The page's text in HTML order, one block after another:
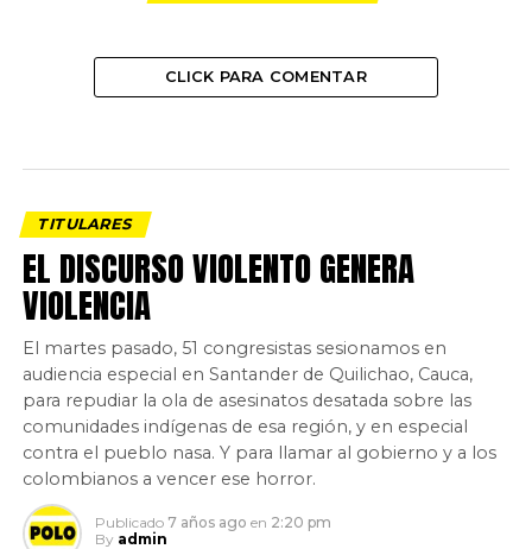
CLICK PARA COMENTAR
TITULARES
EL DISCURSO VIOLENTO GENERA
VIOLENCIA
El martes pasado, 51 congresistas sesionamos en
audiencia especial en Santander de Quilichao, Cauca,
para repudiar la ola de asesinatos desatada sobre las
comunidades indígenas de esa región, y en especial
contra el pueblo nasa. Y para llamar al gobierno y a los
colombianos a vencer ese horror.
Publicado 7 años ago en 2:20 pm
By admin